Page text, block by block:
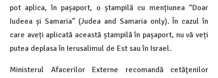
pot aplica, în pașaport, o ștampilă cu mențiunea “Doar
Iudeea și Samaria” (Judea and Samaria only). În cazul în
care aveți aplicată această ștampilă în pașaport, nu vă veți
putea deplasa în Ierusalimul de Est sau în Israel.
Ministerul Afacerilor Externe recomandă cetăţenilor